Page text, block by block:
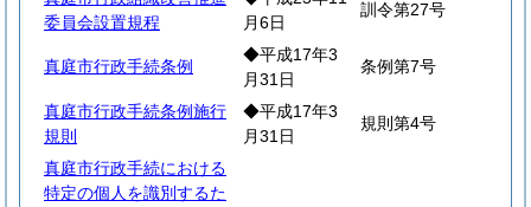
委員会設置規程
月6日
訓令第27号
真庭市行政手続条例
◆平成17年3
月31日
条例第7号
真庭市行政手続条例施行
規則
◆平成17年3
月31日
規則第4号
真庭市行政手続における
特定の個人を識別するた